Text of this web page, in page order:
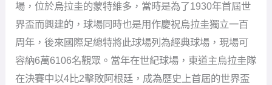
場，位於烏拉圭的蒙特維多，當時是為了1930年首屆世
界盃而興建的，球場同時也是用作慶祝烏拉圭獨立一百
周年，後來國際足總特將此球場列為經典球場，現場可
容納6萬6106名觀眾。當年在世紀球場，東道主烏拉圭隊
在決賽中以4比2擊敗阿根廷，成為歷史上首屆的世界盃